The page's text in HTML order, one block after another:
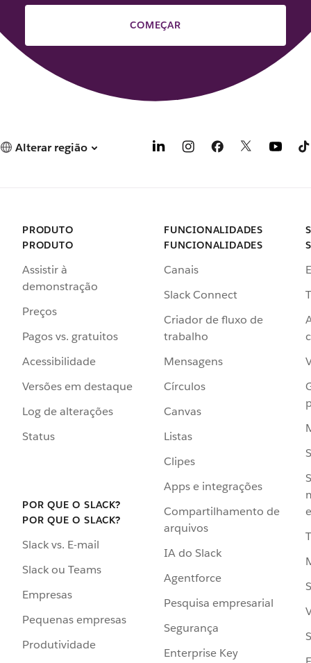
COMEÇAR
Alterar região
PRODUTO
PRODUTO
Assistir à
demonstração
Preços
Pagos vs. gratuitos
Acessibilidade
Versões em destaque
Log de alterações
Status
POR QUE O SLACK?
POR QUE O SLACK?
Slack vs. E-mail
Slack ou Teams
Empresas
Pequenas empresas
Produtividade
FUNCIONALIDADES
FUNCIONALIDADES
Canais
Slack Connect
Criador de fluxo de
trabalho
Mensagens
Círculos
Canvas
Listas
Clipes
Apps e integrações
Compartilhamento de
arquivos
IA do Slack
Agentforce
Pesquisa empresarial
Segurança
Enterprise Key